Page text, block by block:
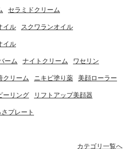
セラミドクリーム
イル スクワランオイル
イル
ーム ナイトクリーム ワセリン
クリーム ニキビ塗り薬 美顔ローラー
ーリング リフトアップ美顔器
プレート
カテゴリ一覧へ